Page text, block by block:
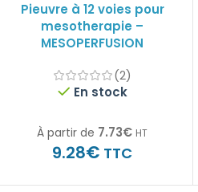
Pieuvre à 12 voies pour
mesotherapie –
MESOPERFUSION
(2)
En stock
À partir de 7.73€ HT
9.28€ TTC